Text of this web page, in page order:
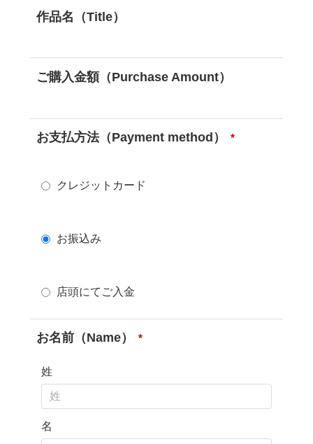
作品名（Title）
ご購入金額（Purchase Amount）
お支払方法（Payment method） *
クレジットカード
お振込み
店頭にてご入金
お名前（Name） *
姓
名